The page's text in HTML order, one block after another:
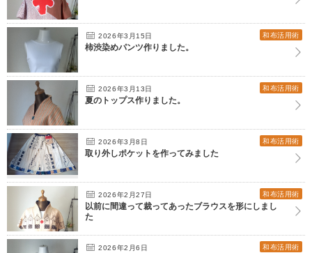
2026年3月15日 和布活用術
柿渋染めパンツ作りました。
2026年3月13日 和布活用術
夏のトップス作りました。
2026年3月8日 和布活用術
取り外しポケットを作ってみました
2026年2月27日 和布活用術
以前に間違って裁ってあったブラウスを形にしまし
た
2026年2月6日 和布活用術